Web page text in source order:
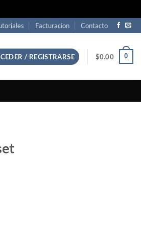
Facturacion Contacto
/ REGISTRARSE $0.00 0